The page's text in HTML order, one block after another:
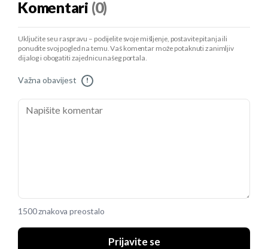
Komentari (0)
Uključite se u raspravu – podijelite svoje mišljenje, postavite pitanja ili
ponudite svoj pogled na temu. Vaš komentar može potaknuti zanimljiv
dijalog i obogatiti zajednicu našeg portala.
Važna obavijest !
1500 znakova preostalo
Prijavite se